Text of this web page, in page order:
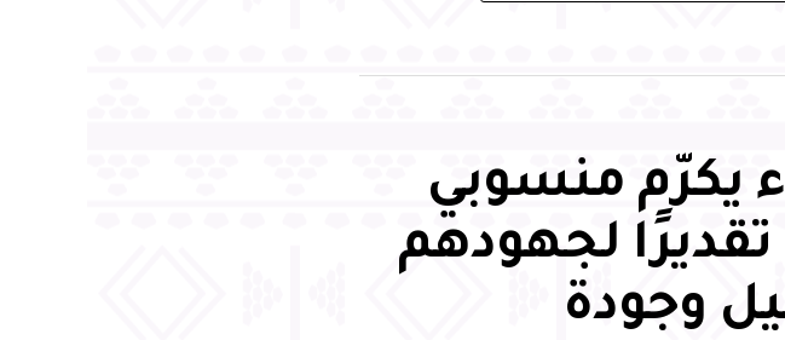
يكرّم منسوبي
تقديرًا لجهودهم
وجودة